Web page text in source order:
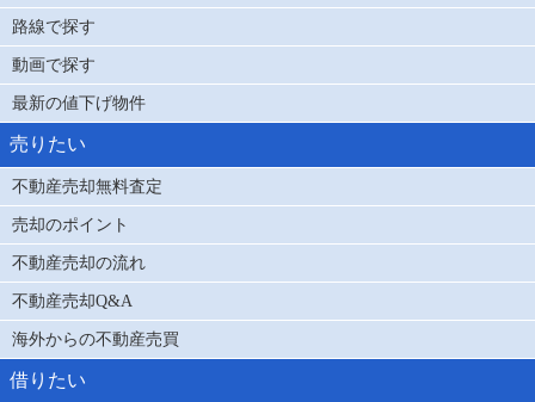
路線で探す
動画で探す
最新の値下げ物件
売りたい
不動産売却無料査定
売却のポイント
不動産売却の流れ
不動産売却Q&A
海外からの不動産売買
借りたい